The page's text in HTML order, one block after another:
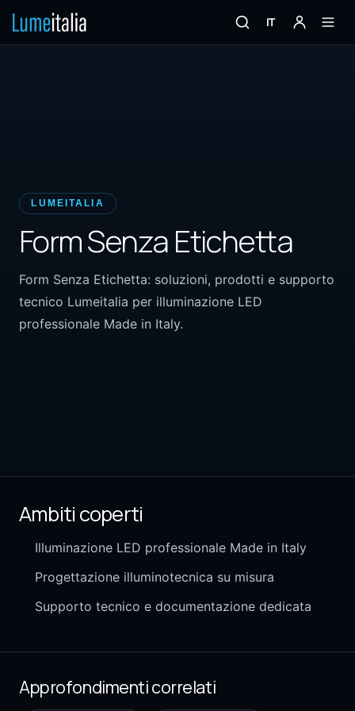
IT
LUMEITALIA
Form Senza Etichetta
Form Senza Etichetta: soluzioni, prodotti e supporto
tecnico Lumeitalia per illuminazione LED
professionale Made in Italy.
Ambiti coperti
Illuminazione LED professionale Made in Italy
Progettazione illuminotecnica su misura
Supporto tecnico e documentazione dedicata
Approfondimenti correlati